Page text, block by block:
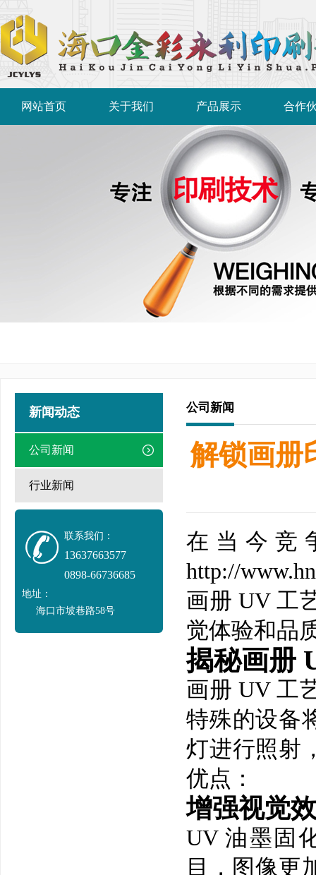
网站首页 关于我们 产品展示 合作
新闻动态
公司新闻
行业新闻
联系我们：
13637663577
0898-66736685
地址：
海口市坡巷路58号
公司新闻
解锁画册
在当今竞
http://
画册 UV 工
觉体验和品
揭秘画册
画册 UV 工
特殊的设备
灯进行照射
优点：
增强视觉
UV 油墨固
目，图像更